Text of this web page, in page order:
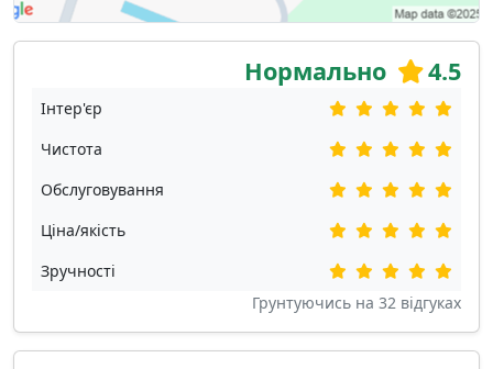
Нормально 4.5
Інтер'єр
Чистота
Обслуговування
Ціна/якість
Зручності
Грунтуючись на 32 відгуках